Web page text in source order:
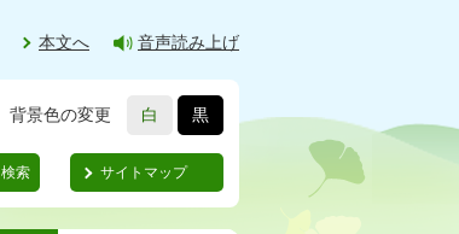
本文へ 音声読み上げ
背景色の変更 白 黒
検索 サイトマップ